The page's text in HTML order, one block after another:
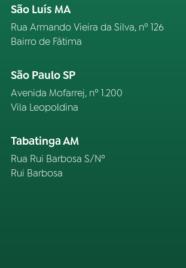
São Luís MA
Rua Armando Vieira da Silva, nº 126
Bairro de Fátima
São Paulo SP
Avenida Mofarrej, nº 1.200
Vila Leopoldina
Tabatinga AM
Rua Rui Barbosa S/Nº
Rui Barbosa